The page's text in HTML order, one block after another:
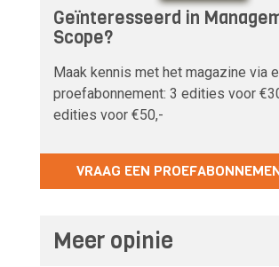
Geïnteresseerd in
Scope?
Maak kennis met het magazine via
proefabonnement: 3 edities voor
edities voor €50,-
VRAAG EEN
Meer opinie